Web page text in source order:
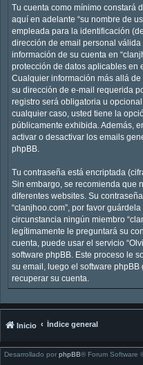
Tu cuenta como mínimo constará
aquí en adelante “su nombre de
empleada para la identificación
dirección de email personal válida
información de su cuenta en
protección de datos aplicables en
Cualquier información más allá
su dirección de e-mail requerida
registro será obligatoria u
cualquier caso, usted tiene la
públicamente exhibida. Además,
activar o desactivar los emails
phpBB.
Tu contraseña está encriptada
Sin embargo, se recomienda que
diferentes websites. Su
“clanjhoo.com”, por favor
circunstancia ningún miembro
legítimamente le preguntará su
cuenta, puede usar el servicio
software phpBB. Este proceso le
su email, luego el software
recuperar su cuenta.
Inicio Índice general
Desarrollado por phpBB® Forum Software